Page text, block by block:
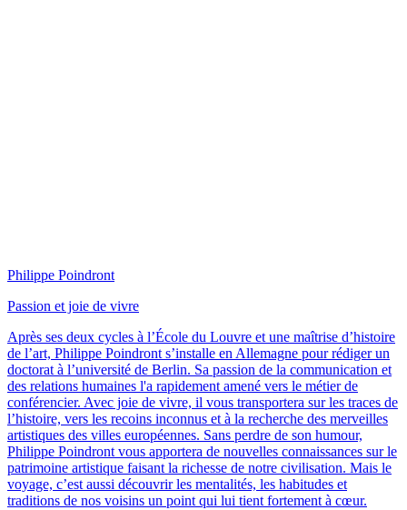
Philippe Poindront
Passion et joie de vivre
Après ses deux cycles à l’École du Louvre et une maîtrise d’histoire
de l’art, Philippe Poindront s’installe en Allemagne pour rédiger un
doctorat à l’université de Berlin. Sa passion de la communication et
des relations humaines l'a rapidement amené vers le métier de
conférencier. Avec joie de vivre, il vous transportera sur les traces de
l’histoire, vers les recoins inconnus et à la recherche des merveilles
artistiques des villes européennes. Sans perdre de son humour,
Philippe Poindront vous apportera de nouvelles connaissances sur le
patrimoine artistique faisant la richesse de notre civilisation. Mais le
voyage, c’est aussi découvrir les mentalités, les habitudes et
traditions de nos voisins un point qui lui tient fortement à cœur.